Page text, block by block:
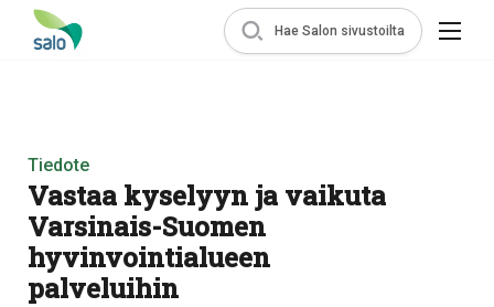
Hae Salon sivustoilta
Tiedote
Vastaa kyselyyn ja vaikuta
Varsinais-Suomen
hyvinvointialueen
palveluihin